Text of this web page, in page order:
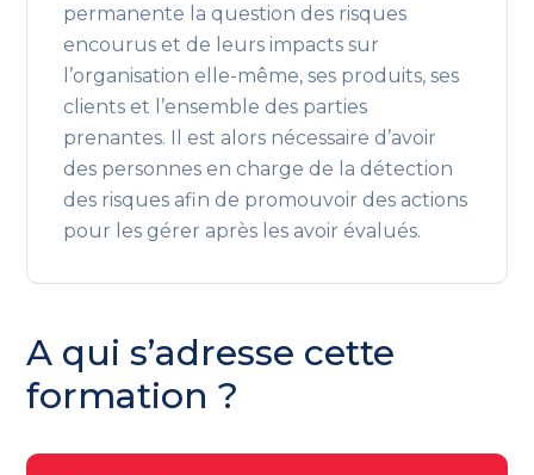
permanente la question des risques
encourus et de leurs impacts sur
l’organisation elle-même, ses produits, ses
clients et l’ensemble des parties
prenantes. Il est alors nécessaire d’avoir
des personnes en charge de la détection
des risques afin de promouvoir des actions
pour les gérer après les avoir évalués.
A qui s’adresse cette
formation ?